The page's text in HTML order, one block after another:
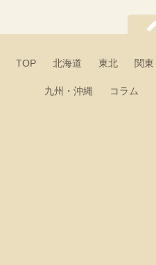
TOP 北海道 東北 関東
九州・沖縄 コラム